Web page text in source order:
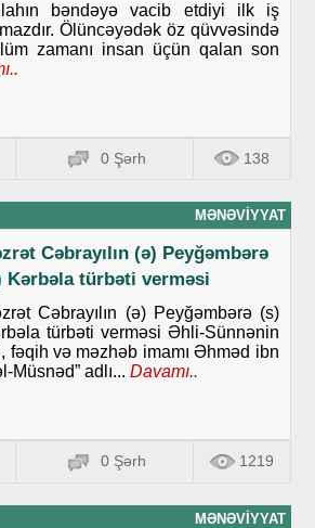
bəndəyə vacib etdiyi ilk iş
Ölüncəyədək öz qüvvəsində
zamanı insan üçün qalan son
0 Şərh 138
MƏNƏVIYYAT
Cəbrayılın (ə) Peyğəmbərə
Kərbəla türbəti verməsi
Cəbrayılın (ə) Peyğəmbərə (s)
türbəti verməsi Əhli-Sünnənin
fəqih və məzhəb imamı Əhməd ibn
Müsnəd” adlı... Davamı..
0 Şərh 1219
MƏNƏVIYYAT